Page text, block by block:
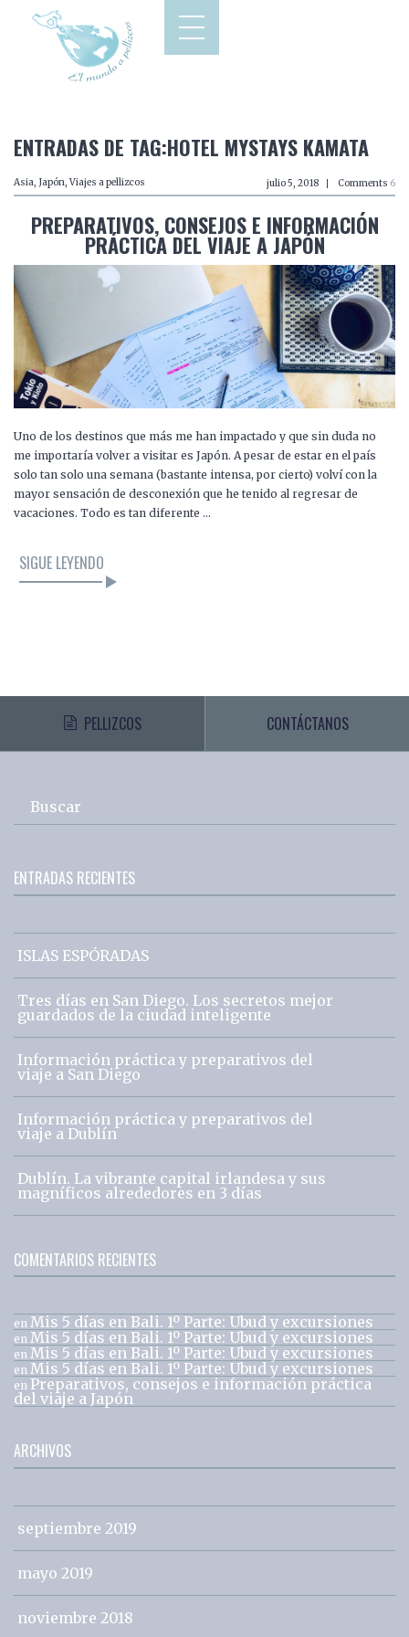
ENTRADAS DE TAG:HOTEL MYSTAYS KAMATA
Asia, Japón, Viajes a pellizcos julio 5, 2018 Comments 6
PREPARATIVOS, CONSEJOS E INFORMACIÓN
PRÁCTICA DEL VIAJE A JAPÓN
Uno de los destinos que más me han impactado y que sin duda no
me importaría volver a visitar es Japón. A pesar de estar en el país
solo tan solo una semana (bastante intensa, por cierto) volví con la
mayor sensación de desconexión que he tenido al regresar de
vacaciones. Todo es tan diferente …
SIGUE LEYENDO
PELLIZCOS CONTÁCTANOS
Buscar
ENTRADAS RECIENTES
ISLAS ESPÓRADAS
Tres días en San Diego. Los secretos mejor
guardados de la ciudad inteligente
Información práctica y preparativos del
viaje a San Diego
Información práctica y preparativos del
viaje a Dublín
Dublín. La vibrante capital irlandesa y sus
magníficos alrededores en 3 días
COMENTARIOS RECIENTES
en Mis 5 días en Bali. 1º Parte: Ubud y excursiones
en Mis 5 días en Bali. 1º Parte: Ubud y excursiones
en Mis 5 días en Bali. 1º Parte: Ubud y excursiones
en Mis 5 días en Bali. 1º Parte: Ubud y excursiones
en Preparativos, consejos e información práctica
del viaje a Japón
ARCHIVOS
septiembre 2019
mayo 2019
noviembre 2018